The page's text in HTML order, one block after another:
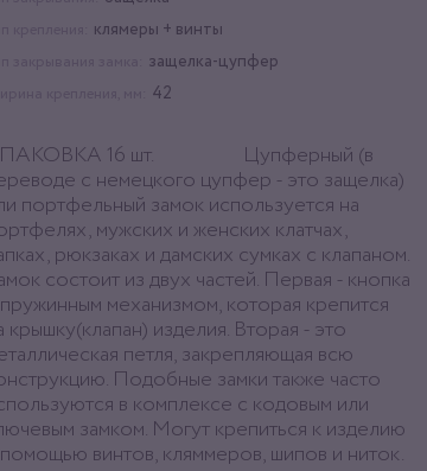
клямеры + винты
защелка-цупфер
42
16 шт. Цупферный (в
с немецкого цупфер - это защелка)
портфельный замок используется на
мужских и женских клатчах,
рюкзаках и дамских сумках с клапаном.
состоит из двух частей. Первая - кнопка
механизмом, которая крепится
крышку(клапан) изделия. Вторая - это
петля, закрепляющая всю
Подобные замки также часто
в комплексе с кодовым или
замком. Могут крепиться к изделию
винтов, кляммеров, шипов и ниток.